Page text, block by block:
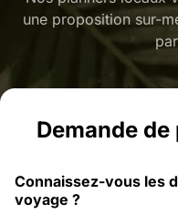
une proposition sur-
Demande
Connaissez-vous les
voyage ?